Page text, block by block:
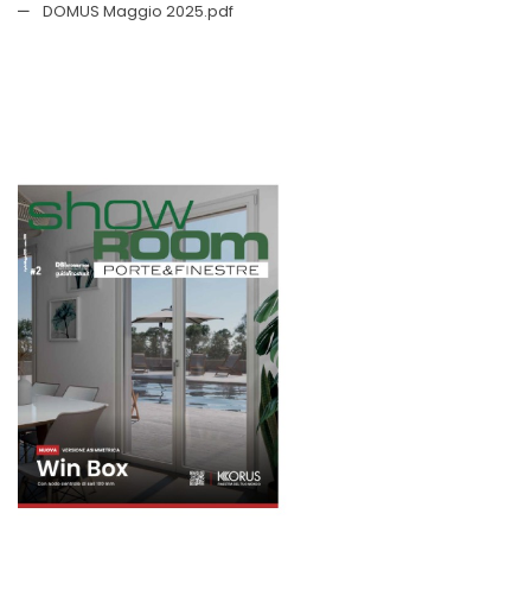
DOMUS Maggio 2025.pdf